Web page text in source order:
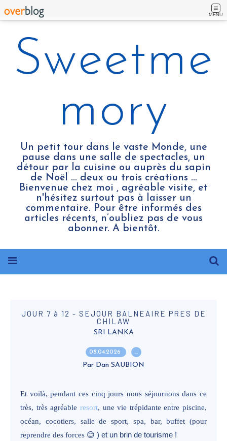
MENU
Sweetme
mory
Un petit tour dans le vaste Monde, une
pause dans une salle de spectacles, un
détour par la cuisine ou auprès du sapin
de Noël ... deux ou trois créations …
Bienvenue chez moi , agréable visite, et
n'hésitez surtout pas à laisser un
commentaire. Pour être informés des
articles récents, n’oubliez pas de vous
abonner. A bientôt.
JOUR 7 à 12 - SEJOUR BALNEAIRE PRES DE
CHILAW
SRI LANKA
08.04.2026 …
Par Dan SAUBION
Et voilà, pendant ces cinq jours nous séjournons dans ce
très, très agréable resort, une vie trépidante entre piscine,
océan, cocotiers, salle de sport, spa, bar, buffet (pour
reprendre des forces 😊 ) et un brin de tourisme !